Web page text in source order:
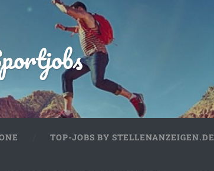
TOP-JOBS BY STELLENANZEIGEN.DE